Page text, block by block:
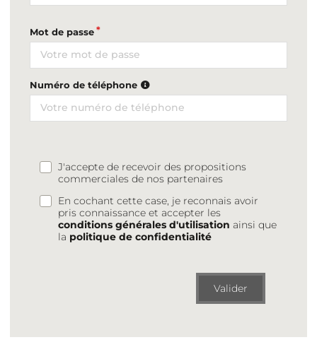
Mot de passe
Numéro de téléphone
J'accepte de recevoir des propositions
commerciales de nos partenaires
En cochant cette case, je reconnais avoir
pris connaissance et accepter les
conditions générales d'utilisation ainsi que
la politique de confidentialité
Valider